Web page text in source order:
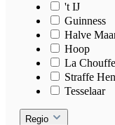
't IJ
Guinness
Halve
Hoop
La Chouffe
Straffe
Tesselaar
Regio